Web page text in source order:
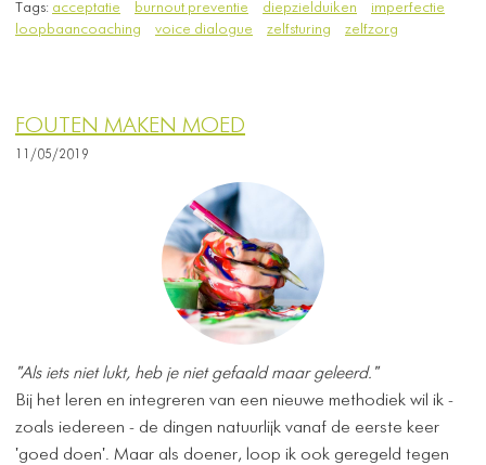
Tags: acceptatie burnout preventie diepzielduiken
imperfectie
loopbaancoaching
voice dialogue zelfsturing zelfzorg
FOUTEN MAKEN MOED
11/05/2019
"Als iets niet lukt, heb je niet gefaald maar geleerd."
Bij het leren en integreren van een nieuwe methodiek wil ik -
zoals iedereen - de dingen natuurlijk vanaf de eerste keer
'goed doen'. Maar als doener, loop ik ook geregeld tegen